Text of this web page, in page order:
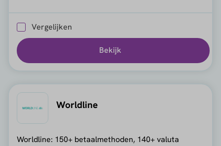
Vergelijken
Bekijk
Worldline
Worldline: 150+ betaalmethoden, 140+ valuta